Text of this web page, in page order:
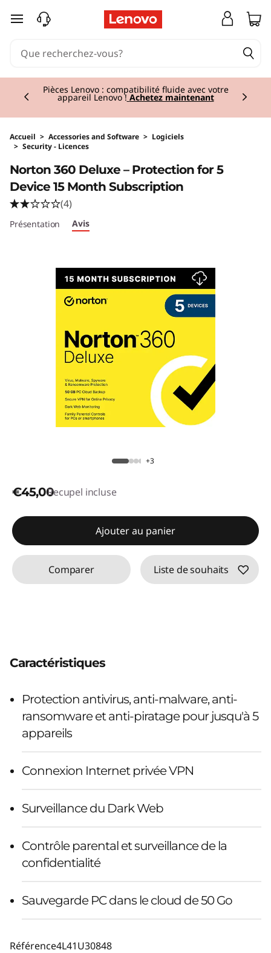
passer au contenu principal
Pièces Lenovo : compatibilité fluide avec votre
appareil Lenovo ! Achetez maintenant
Currently displaying item 2 of 3
Accueil > Accessories and Software > Logiciels
> Security - Licences
Norton 360 Deluxe – Protection for 5
Device 15 Month Subscription
(4)
Présentation Avis
+3
€45,00Recupel incluse
Ajouter au panier
Comparer Liste de souhaits
Caractéristiques
Protection antivirus, anti-malware, anti-
ransomware et anti-piratage pour jusqu'à 5
appareils
Connexion Internet privée VPN
Surveillance du Dark Web
Contrôle parental et surveillance de la
confidentialité
Sauvegarde PC dans le cloud de 50 Go
Référence4L41U30848